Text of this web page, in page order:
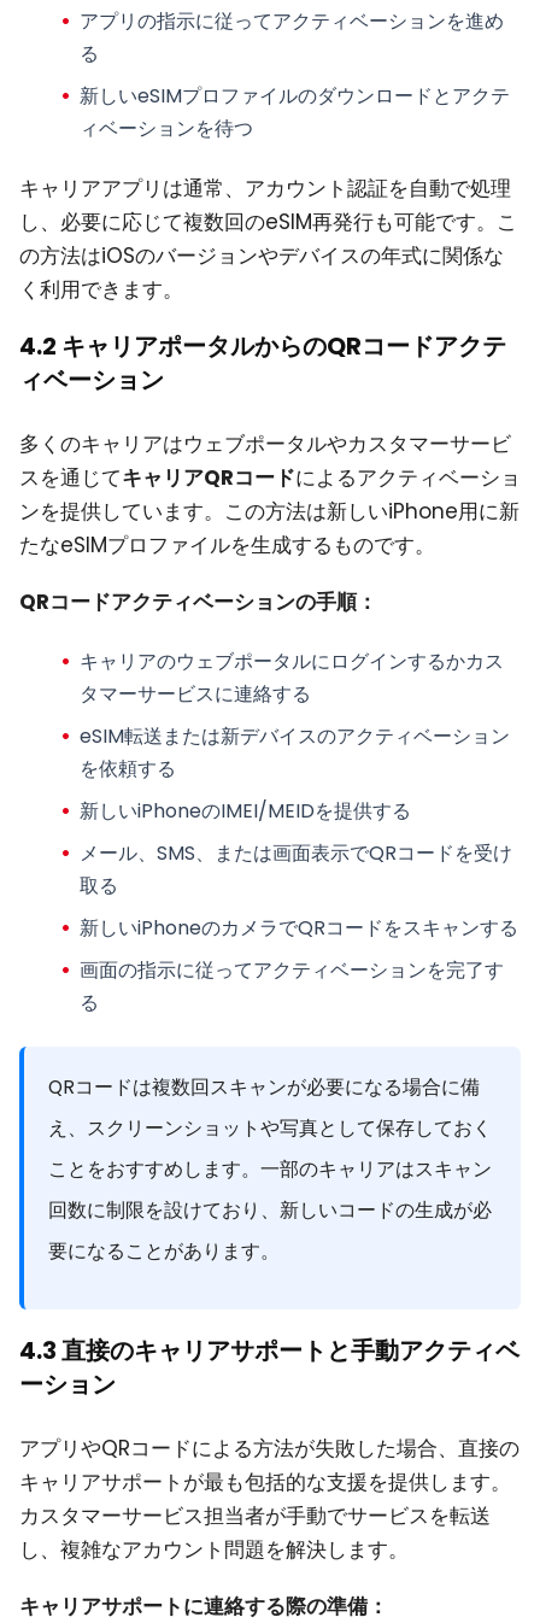
アプリの指示に従ってアクティベーションを進め
る
新しいeSIMプロファイルのダウンロードとアクテ
ィベーションを待つ
キャリアアプリは通常、アカウント認証を自動で処理
し、必要に応じて複数回のeSIM再発行も可能です。こ
の方法はiOSのバージョンやデバイスの年式に関係な
く利用できます。
4.2 キャリアポータルからのQRコードアクテ
ィベーション
多くのキャリアはウェブポータルやカスタマーサービ
スを通じてキャリアQRコードによるアクティベーショ
ンを提供しています。この方法は新しいiPhone用に新
たなeSIMプロファイルを生成するものです。
QRコードアクティベーションの手順：
キャリアのウェブポータルにログインするかカス
タマーサービスに連絡する
eSIM転送または新デバイスのアクティベーション
を依頼する
新しいiPhoneのIMEI/MEIDを提供する
メール、SMS、または画面表示でQRコードを受け
取る
新しいiPhoneのカメラでQRコードをスキャンする
画面の指示に従ってアクティベーションを完了す
る
QRコードは複数回スキャンが必要になる場合に備
え、スクリーンショットや写真として保存しておく
ことをおすすめします。一部のキャリアはスキャン
回数に制限を設けており、新しいコードの生成が必
要になることがあります。
4.3 直接のキャリアサポートと手動アクティベ
ーション
アプリやQRコードによる方法が失敗した場合、直接の
キャリアサポートが最も包括的な支援を提供します。
カスタマーサービス担当者が手動でサービスを転送
し、複雑なアカウント問題を解決します。
キャリアサポートに連絡する際の準備：